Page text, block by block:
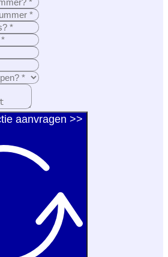
aanvragen >>